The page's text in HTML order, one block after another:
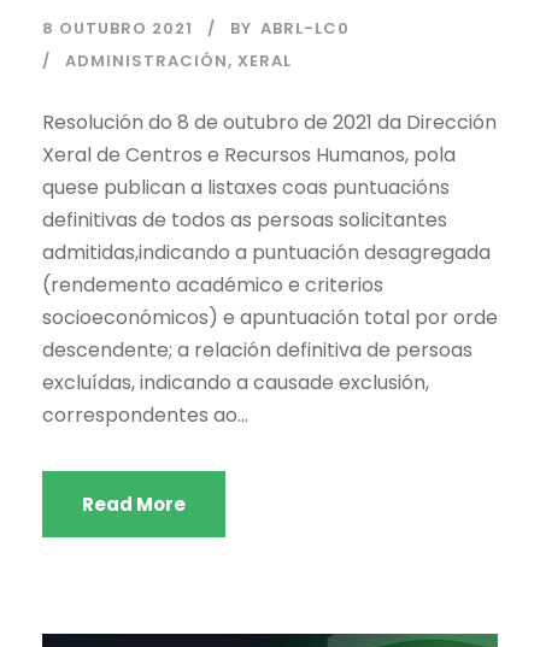
8 OUTUBRO 2021 BY ABRL-LC0
ADMINISTRACIÓN, XERAL
Resolución do 8 de outubro de 2021 da Dirección
Xeral de Centros e Recursos Humanos, pola
quese publican a listaxes coas puntuacións
definitivas de todos as persoas solicitantes
admitidas,indicando a puntuación desagregada
(rendemento académico e criterios
socioeconómicos) e apuntuación total por orde
descendente; a relación definitiva de persoas
excluídas, indicando a causade exclusión,
correspondentes ao...
Read More